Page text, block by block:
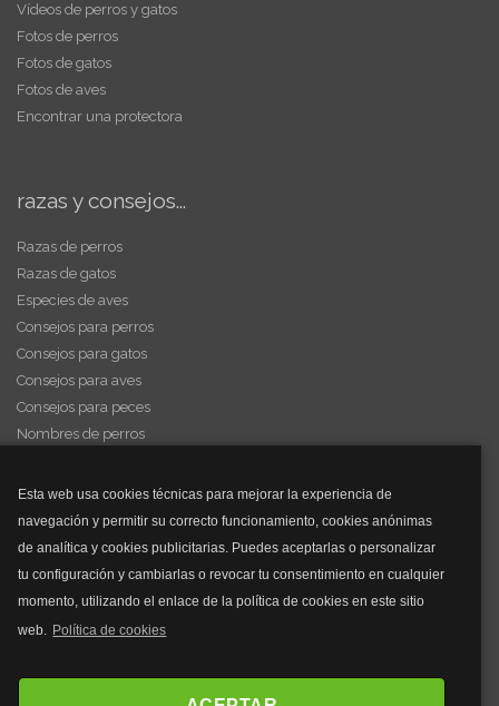
Esta web usa cookies técnicas para mejorar la experiencia de
navegación y permitir su correcto funcionamiento, cookies anónimas
de analítica y cookies publicitarias. Puedes aceptarlas o personalizar
tu configuración y cambiarlas o revocar tu consentimiento en cualquier
momento, utilizando el enlace de la política de cookies en este sitio
web. Política de cookies
Vídeos de perros y gatos
Fotos de perros
Fotos de gatos
Fotos de aves
Encontrar una protectora
razas y consejos...
Razas de perros
Razas de gatos
Especies de aves
Consejos para perros
Consejos para gatos
Consejos para aves
Consejos para peces
Nombres de perros
y mucho más...